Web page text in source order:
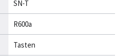
SN-T
R600a
Tasten